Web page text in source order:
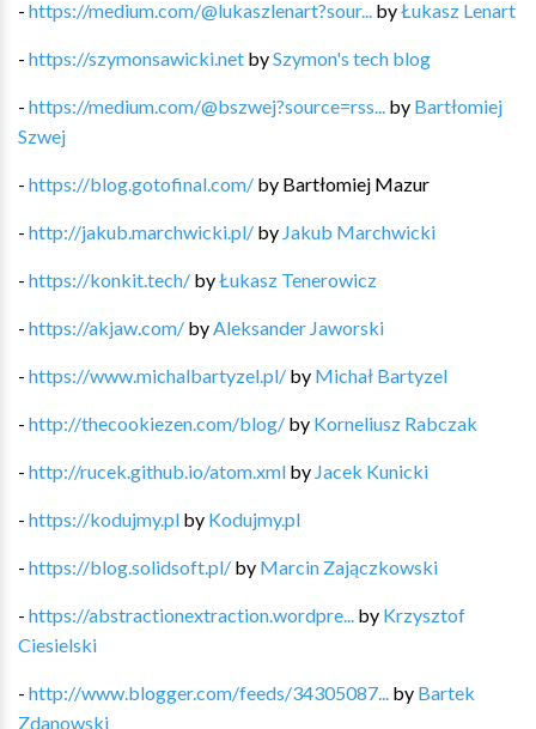
- https://medium.com/@lukaszlenart?sour... byŁukasz Lenart
- https://szymonsawicki.net bySzymon's tech blog
- https://medium.com/@bszwej?source=rss... by Bartłomiej
Szwej
- https://blog.gotofinal.com/ by Bartłomiej Mazur
- http://jakub.marchwicki.pl/ by Jakub Marchwicki
- https://konkit.tech/ byŁukasz Tenerowicz
- https://akjaw.com/ by Aleksander Jaworski
- https://www.michalbartyzel.pl/ by Michał Bartyzel
- http://thecookiezen.com/blog/ by Korneliusz Rabczak
- http://rucek.github.io/atom.xml by Jacek Kunicki
- https://kodujmy.pl by Kodujmy.pl
- https://blog.solidsoft.pl/ by Marcin Zajączkowski
- https://abstractionextraction.wordpre... by Krzysztof
Ciesielski
- http://www.blogger.com/feeds/34305087... by Bartek
Zdanowski